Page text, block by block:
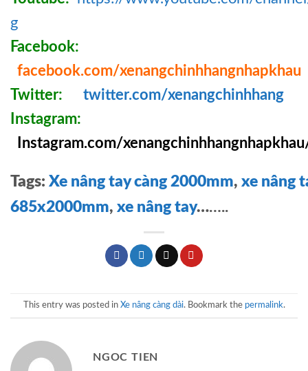
g
Facebook:
facebook.com/xenangchinhhangnhapkhau
Twitter:
twitter.com/xenangchinhhang
Instagram:
Instagram.com/
Tags: Xe nâng tay càng 2000mm, xe nâng
685x2000mm, xe nâng tay……..
This entry was posted in Xe nâng càng dài. Bookmark the permalink.
NGOC TIEN